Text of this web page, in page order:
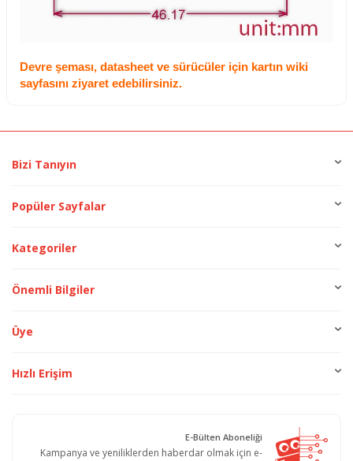
Devre şeması, datasheet ve sürücüler için kartın wiki
sayfasını ziyaret edebilirsiniz.
Bizi Tanıyın
Popüler Sayfalar
Kategoriler
Önemli Bilgiler
Üye
Hızlı Erişim
E-Bülten Aboneliği
Kampanya ve yeniliklerden haberdar olmak için e-